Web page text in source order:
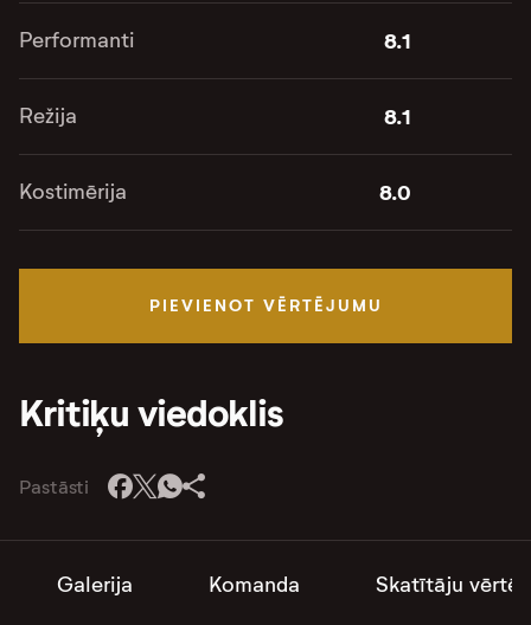
Galerija Komanda Skatītāju
Performanti 8.1
Režija 8.1
Kostimērija 8.0
PIEVIENOT VĒRTĒJUMU
Kritiķu viedoklis
Pastāsti